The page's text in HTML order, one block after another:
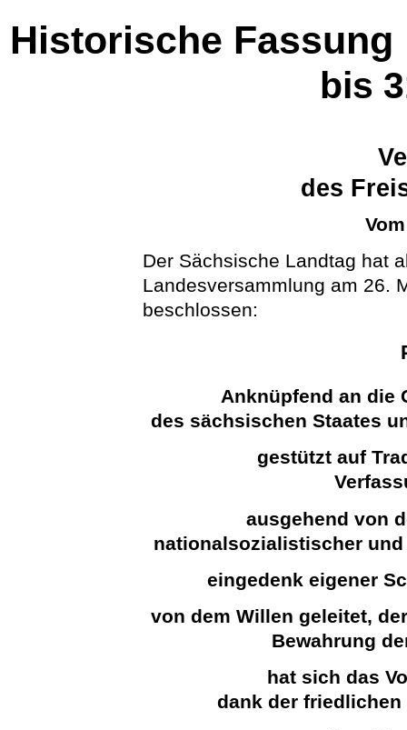
Historische Fassung
bis
des
Der Sächsische Landtag hat
Landesversammlung am 26.
beschlossen:
Anknüpfend an die
des sächsischen Staates
gestützt auf
ausgehend von
nationalsozialistischer
eingedenk eigener
von dem Willen geleitet,
Bewahrung
hat sich das
dank der friedlichen